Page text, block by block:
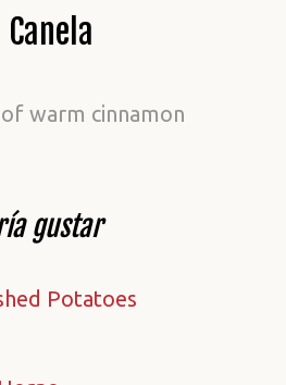
warm cinnamon
gustar
Potatoes